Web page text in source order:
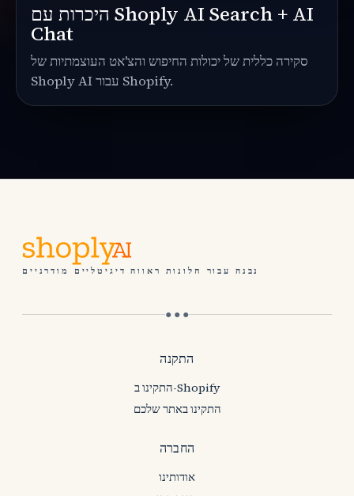
היכרות עם Shoply AI Search + AI
Chat
סקירה כללית של יכולות החיפוש והצ'אט העוצמתיות של
Shoply AI עבור Shopify.
נבנה עבור חלונות ראווה דיגיטליים מודרניים
● ● ●
התקנה
התקינו ב-Shopify
התקינו באתר שלכם
החברה
אודותינו